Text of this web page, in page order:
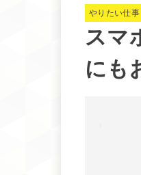
やりたい仕事
スマ
にも